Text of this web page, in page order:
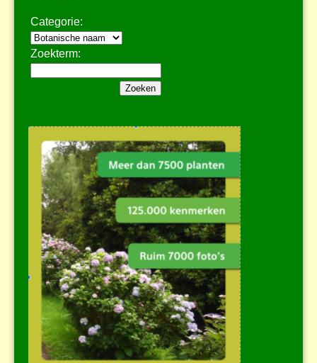
Categorie:
Zoekterm: